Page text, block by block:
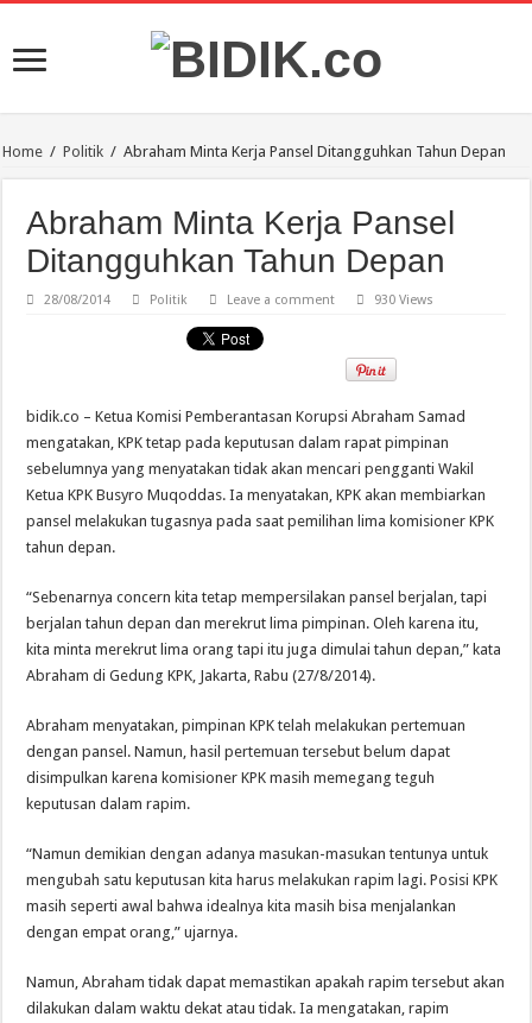
Home / Politik / Abraham Minta Kerja Pansel Ditangguhkan Tahun Depan
Abraham Minta Kerja Pansel
Ditangguhkan Tahun Depan
28/08/2014 Politik Leave a comment 930 Views
bidik.co – Ketua Komisi Pemberantasan Korupsi Abraham Samad
mengatakan, KPK tetap pada keputusan dalam rapat pimpinan
sebelumnya yang menyatakan tidak akan mencari pengganti Wakil
Ketua KPK Busyro Muqoddas. Ia menyatakan, KPK akan membiarkan
pansel melakukan tugasnya pada saat pemilihan lima komisioner KPK
tahun depan.
“Sebenarnya concern kita tetap mempersilakan pansel berjalan, tapi
berjalan tahun depan dan merekrut lima pimpinan. Oleh karena itu,
kita minta merekrut lima orang tapi itu juga dimulai tahun depan,” kata
Abraham di Gedung KPK, Jakarta, Rabu (27/8/2014).
Abraham menyatakan, pimpinan KPK telah melakukan pertemuan
dengan pansel. Namun, hasil pertemuan tersebut belum dapat
disimpulkan karena komisioner KPK masih memegang teguh
keputusan dalam rapim.
“Namun demikian dengan adanya masukan-masukan tentunya untuk
mengubah satu keputusan kita harus melakukan rapim lagi. Posisi KPK
masih seperti awal bahwa idealnya kita masih bisa menjalankan
dengan empat orang,” ujarnya.
Namun, Abraham tidak dapat memastikan apakah rapim tersebut akan
dilakukan dalam waktu dekat atau tidak. Ia mengatakan, rapim